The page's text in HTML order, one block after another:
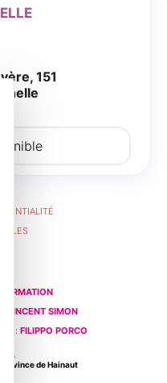
MASQUER LE
151
Vincent SIMON
:Filippo PORCO
Province de Hainaut